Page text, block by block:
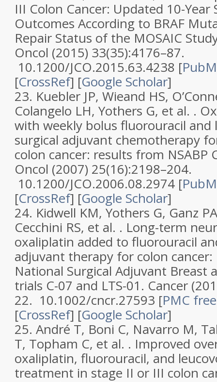
III Colon Cancer: Updated 10-Year
Outcomes According to BRAF
Repair Status of the MOSAIC
Oncol (2015) 33(35):4176–87.
10.1200/JCO.2015.63.4238 [
[CrossRef] [Google Scholar]
23. Kuebler JP, Wieand HS,
Colangelo LH, Yothers G, et al. .
with weekly bolus fluorouracil and
surgical adjuvant chemotherapy
colon cancer: results from NSABP
Oncol (2007) 25(16):2198–204.
10.1200/JCO.2006.08.2974 [
[CrossRef] [Google Scholar]
24. Kidwell KM, Yothers G, Ganz
Cecchini RS, et al. . Long-term
oxaliplatin added to fluorouracil
adjuvant therapy for colon
National Surgical Adjuvant Breast
trials C-07 and LTS-01. Cancer
22. 10.1002/cncr.27593 [PMC
[CrossRef] [Google Scholar]
25. André T, Boni C, Navarro M,
T, Topham C, et al. . Improved
oxaliplatin, fluorouracil, and
treatment in stage II or III colon